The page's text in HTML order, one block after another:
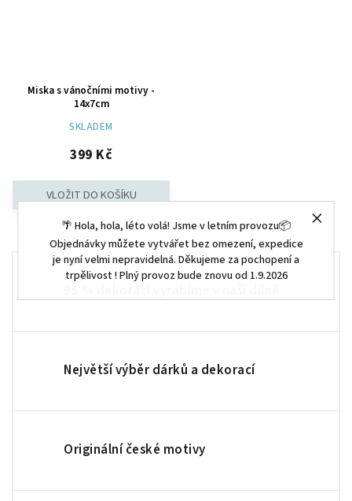
🌴 Hola, hola, léto volá! Jsme v letním provozu📦
Objednávky můžete vytvářet bez omezení, expedice
je nyní velmi nepravidelná. Děkujeme za pochopení a
trpělivost ! Plný provoz bude znovu od 1.9.2026
Miska s vánočními motivy -
14x7cm
SKLADEM
399 Kč
Největší výběr dárků a dekorací
Originální české motivy